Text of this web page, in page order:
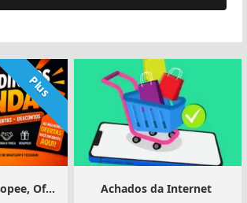
Plus
Achadinhos | Shopee, Ofertas e Divulgação
Achados da Internet ️